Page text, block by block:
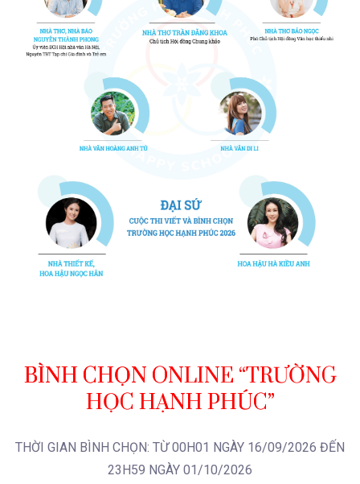
BÌNH CHỌN ONLINE “TRƯỜNG
HỌC HẠNH PHÚC”
THỜI GIAN BÌNH CHỌN: TỪ 00H01 NGÀY 16/09/2026 ĐẾN
23H59 NGÀY 01/10/2026